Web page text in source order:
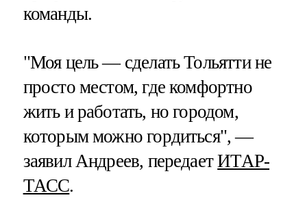
команды.
"Моя цель — сделать Тольятти не
просто местом, где комфортно
жить и работать, но городом,
которым можно гордиться", —
заявил Андреев, передаетИТАР-
ТАСС.